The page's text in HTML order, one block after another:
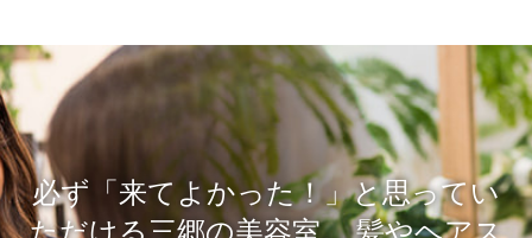
必ず「来てよかった！」と思ってい